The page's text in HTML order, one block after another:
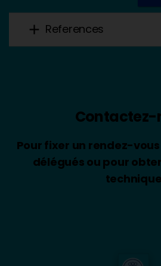
References
add
Contactez-
Pour fixer un rendez-vous
délégués ou pour
technique